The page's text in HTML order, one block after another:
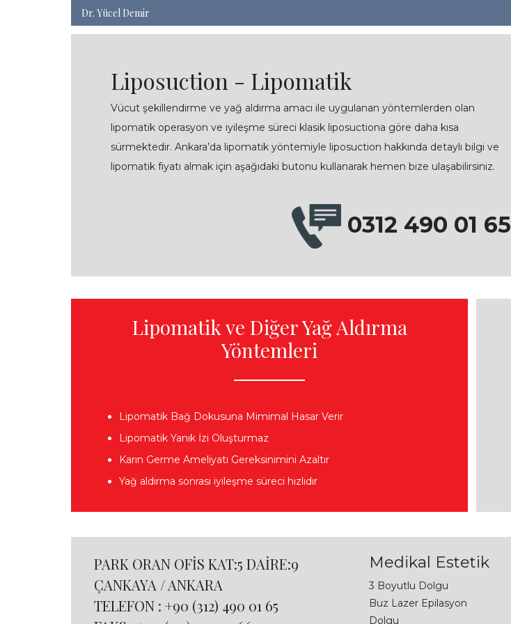
Dr. Yücel Demir
Liposuction - Lipomatik
Vücut şekillendirme ve yağ aldırma amacı ile uygulanan yöntemlerden olan
lipomatik operasyon ve iyileşme süreci klasik liposuctiona göre daha kısa
sürmektedir. Ankara’da lipomatik yöntemiyle liposuction hakkında detaylı bilgi ve
lipomatik fiyatı almak için aşağıdaki butonu kullanarak hemen bize ulaşabilirsiniz.
0312 490 01 65
Lipomatik ve Diğer Yağ Aldırma
Yöntemleri
Lipomatik Bağ Dokusuna Mimimal Hasar Verir
Lipomatik Yanık İzi Oluşturmaz
Karın Germe Ameliyatı Gereksinimini Azaltır
Yağ aldırma sonrası iyileşme süreci hızlıdır
PARK ORAN OFİS KAT:5 DAİRE:9
ÇANKAYA / ANKARA
TELEFON : +90 (312) 490 01 65
Medikal Estetik
3 Boyutlu Dolgu
Buz Lazer Epilasyon
Dolgu